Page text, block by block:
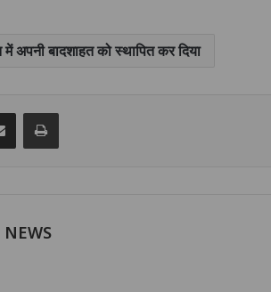
में अपनी बादशाहत को स्थापित कर दिया
Share via Email Print